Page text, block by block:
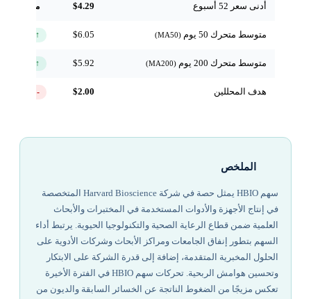
أدنى سعر 52 أسبوع $4.29 مرجعي
متوسط متحرك 50 يوم $6.05 ↑ فوق
متوسط متحرك 200 يوم $5.92 ↑ فوق
هدف المحللين $2.00
الملخص
سهم HBIO يمثل حصة في شركة Harvard Bioscience المتخصصة
في إنتاج الأجهزة والأدوات المستخدمة في المختبرات والأبحاث
العلمية ضمن قطاع الرعاية الصحية والتكنولوجيا الحيوية. يرتبط أداء
السهم بتطور إنفاق الجامعات ومراكز الأبحاث وشركات الأدوية على
الحلول المخبرية المتقدمة، إضافة إلى قدرة الشركة على الابتكار
وتحسين هوامش الربحية. تحركات سهم HBIO في الفترة الأخيرة
تعكس مزيجًا من الضغوط الناتجة عن الخسائر السابقة والديون من